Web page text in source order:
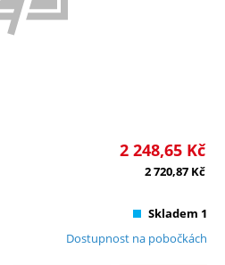
2 248,65 Kč
2 720,87 Kč
Skladem 1
Dostupnost na pobočkách